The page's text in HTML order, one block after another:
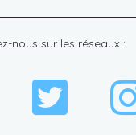
nous sur les réseaux :